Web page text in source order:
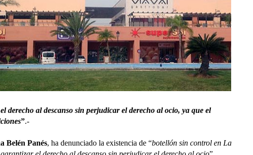
derecho al descanso sin perjudicar el derecho al ocio, ya que el
”.-
Belén Panés, ha denunciado la existencia de “botellón sin control en La